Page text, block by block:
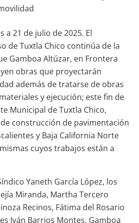
a 21 de julio de 2025. El
de Tuxtla Chico continúa de la
Gamboa Altúzar, en Frontera
obras que proyectarán
además de tratarse de obras
y ejecución; este fin de
Municipal de Tuxtla Chico,
construcción de pavimentación
y Baja California Norte
cuyos trabajos están a
Yaneth García López, los
Miranda, Martha Tercero
Recinos, Fátima del Rosario
Iván Barrios Montes, Gamboa